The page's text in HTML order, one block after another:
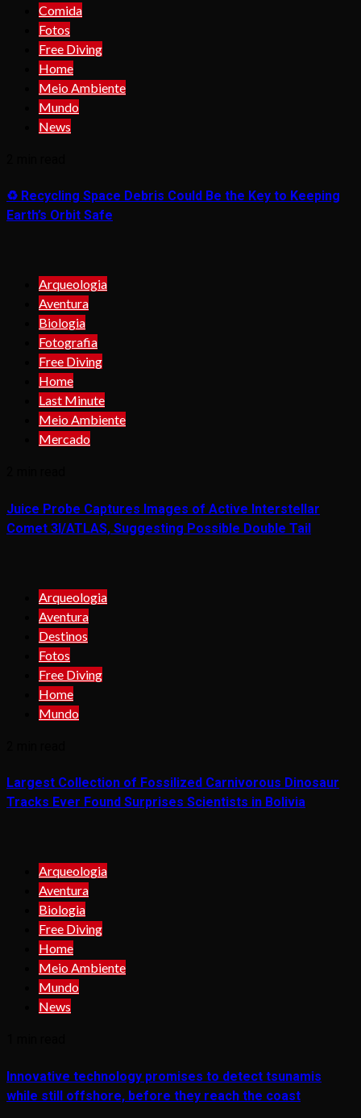
Comida
Fotos
Free Diving
Home
Meio Ambiente
Mundo
News
♻️ Recycling Space Debris Could Be the Key to Keeping
Earth’s Orbit Safe
Arqueologia
Aventura
Biologia
Fotografia
Free Diving
Home
Last Minute
Meio Ambiente
Mercado
Juice Probe Captures Images of Active Interstellar
Comet 3I/ATLAS, Suggesting Possible Double Tail
Arqueologia
Aventura
Destinos
Fotos
Free Diving
Home
Mundo
Largest Collection of Fossilized Carnivorous Dinosaur
Tracks Ever Found Surprises Scientists in Bolivia
Arqueologia
Aventura
Biologia
Free Diving
Home
Meio Ambiente
Mundo
News
Innovative technology promises to detect tsunamis
while still offshore, before they reach the coast